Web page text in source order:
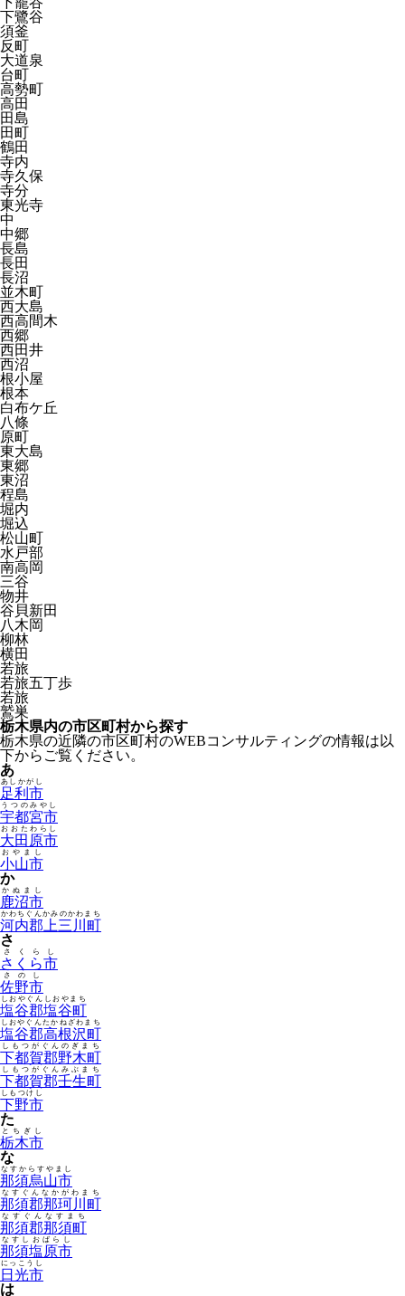
下鷺谷
須釜
反町
大道泉
台町
高勢町
高田
田島
田町
鶴田
寺内
寺久保
寺分
東光寺
中
中郷
長島
長田
長沼
並木町
西大島
西高間木
西郷
西田井
西沼
根小屋
根本
白布ケ丘
八條
原町
東大島
東郷
東沼
程島
堀内
堀込
松山町
水戸部
南高岡
三谷
物井
谷貝新田
八木岡
柳林
横田
若旅
若旅五丁歩
若旅
鷲巣
栃木県内の市区町村から探す
栃木県の近隣の市区町村のWEBコンサルティングの情報は以
下からご覧ください。
あ
足利市
あしかがし
宇都宮市
うつのみやし
大田原市
おおたわらし
小山市
おやまし
か
鹿沼市
かぬまし
河内郡上三川町
かわちぐんかみのかわまち
さ
さくら市
さくらし
佐野市
さのし
塩谷郡塩谷町
しおやぐんしおやまち
塩谷郡高根沢町
しおやぐんたかねざわまち
下都賀郡野木町
しもつがぐんのぎまち
下都賀郡壬生町
しもつがぐんみぶまち
下野市
しもつけし
た
栃木市
とちぎし
な
那須烏山市
なすからすやまし
那須郡那珂川町
なすぐんなかがわまち
那須郡那須町
なすぐんなすまち
那須塩原市
なすしおばらし
日光市
にっこうし
は